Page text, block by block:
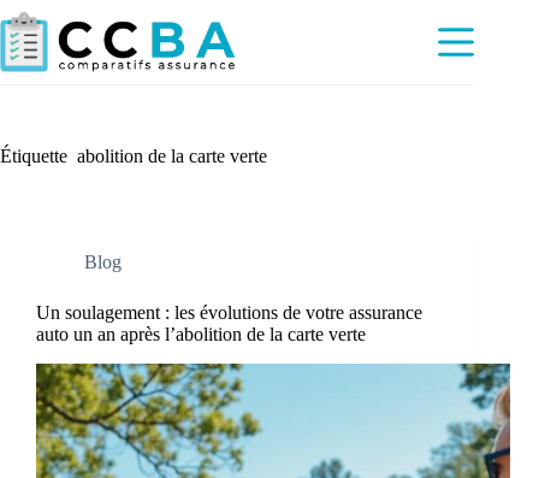
Passer
au
contenu
Étiquette abolition de la carte verte
Blog
Un soulagement : les évolutions de votre assurance
auto un an après l’abolition de la carte verte